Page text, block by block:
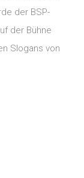
der BSP-
der Bühne
Slogans von